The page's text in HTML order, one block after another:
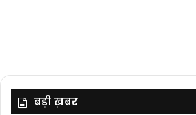
बड़ी ख़बर